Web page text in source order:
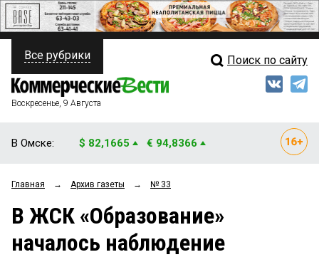
ПОЛИТИКА
ФИНАНСЫ
ОБЩЕСТВО
ЗАКОН
Свежий выпуск
Рейтинги
Блоги
Все рубрики Поиск по сайту
Воскресенье, 9 Августа
В Омске: $ 82,1665 € 94,8366
Главная → Архив газеты → № 33
В ЖСК «Образование»
началось наблюдение